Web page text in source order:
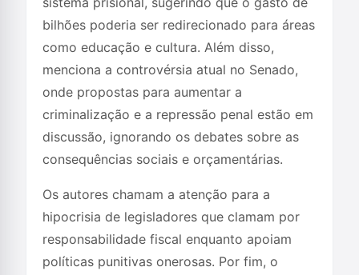
bilhões poderia ser redirecionado para áreas
como educação e cultura. Além disso,
menciona a controvérsia atual no Senado,
onde propostas para aumentar a
criminalização e a repressão penal estão em
discussão, ignorando os debates sobre as
consequências sociais e orçamentárias.
Os autores chamam a atenção para a
hipocrisia de legisladores que clamam por
responsabilidade fiscal enquanto apoiam
políticas punitivas onerosas. Por fim, o